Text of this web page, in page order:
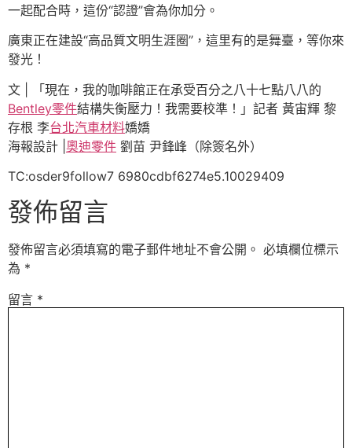
一起配合時，這份“認證”會為你加分。
廣東正在建設“高品質文明生涯圈”，這里有的是舞臺，等你來
發光！
文 | 「現在，我的咖啡館正在承受百分之八十七點八八的
Bentley零件結構失衡壓力！我需要校準！」記者 黃宙輝 黎
存根 李台北汽車材料嬌嬌
海報設計 | 奧迪零件 劉苗 尹鋒峰（除簽名外）
TC:osder9follow7 6980cdbf6274e5.10029409
發佈留言
發佈留言必須填寫的電子郵件地址不會公開。 必填欄位標示
為 *
留言 *